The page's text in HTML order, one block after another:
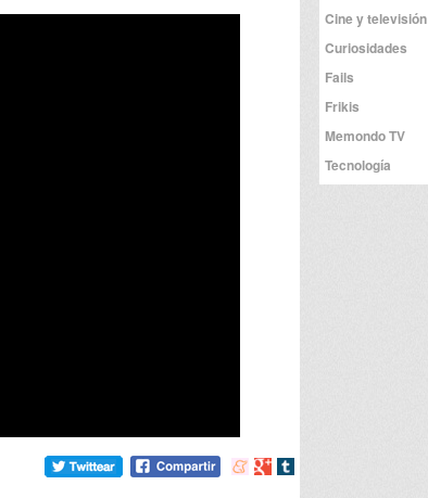
Compartir
Compartir
Compartir
Cine y televisión
Curiosidades
Fails
Frikis
Memondo TV
Tecnología